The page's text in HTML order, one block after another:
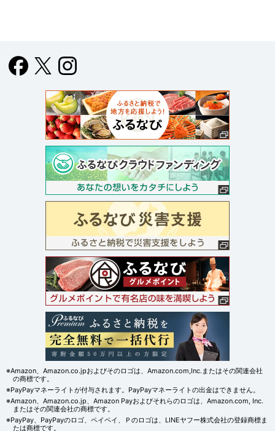
※Amazon、Amazon.co.jpおよびそのロゴは、Amazon.com,Inc.またはその関連会社
の商標です。
※PayPayマネーライトが付与されます。PayPayマネーライトの出金はできません。
※Amazon、Amazon.co.jp、Amazon Payおよびそれらのロゴは、Amazon.com, Inc.
またはその関連会社の商標です。
※PayPay、PayPayのロゴ、ペイペイ、Ｐのロゴは、LINEヤフー株式会社の登録商標ま
たは商標です。